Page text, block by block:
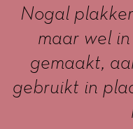
Nogal
maar wel
gemaakt,
gebruikt in